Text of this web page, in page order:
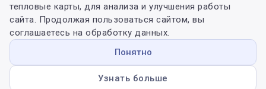
тепловые карты, для анализа и улучшения работы
сайта. Продолжая пользоваться сайтом, вы
соглашаетесь на обработку данных.
Понятно
Узнать больше